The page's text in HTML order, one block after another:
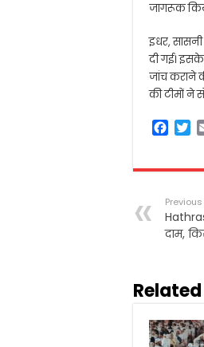
जागरूक
इधर, सासनी
दी गई।
जांच कराने
की टीमों ने
F
e
o
o
k
T
t
e
r
Previous
दाम,